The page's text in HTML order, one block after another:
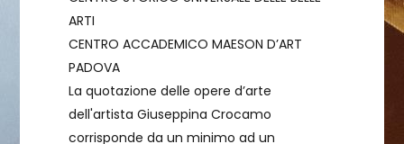
ARTI
CENTRO ACCADEMICO MAESON D’ART
PADOVA
La quotazione delle opere d’arte
dell'artista Giuseppina Crocamo
corrisponde da un minimo ad un